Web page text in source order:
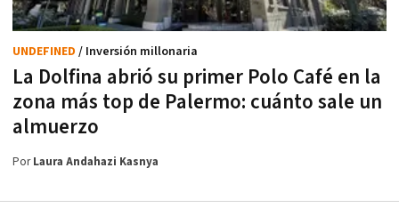
La Dolfina abrió su primer Polo Café en la
zona más top de Palermo: cuánto sale un
almuerzo
UNDEFINED / Inversión millonaria
PorLaura Andahazi Kasnya